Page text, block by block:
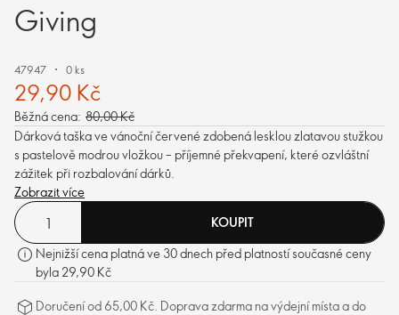
Giving
47947 0 ks
29,90 Kč
Běžná cena: 80,00 Kč
Dárková taška ve vánoční červené zdobená lesklou zlatavou stužkou
s pastelově modrou vložkou – příjemné překvapení, které ozvláštní
zážitek při rozbalování dárků.
Zobrazit více
KOUPIT
Nejnižší cena platná ve 30 dnech před platností současné ceny
byla 29,90 Kč
Doručení od 65,00 Kč. Doprava zdarma na výdejní místa a do